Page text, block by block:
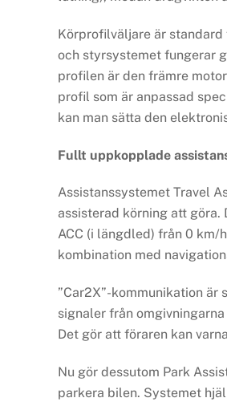
Körprofilväljare är standard
och styrsystemet fungerar
profilen är den främre
profil som är anpassad
kan man sätta den
Fullt uppkopplade
Assistanssystemet Travel
assisterad körning att
ACC (i längdled) från 0
kombination med
”Car2X”-kommunikation
signaler från
Det gör att föraren kan
Nu gör dessutom Park
parkera bilen. Systemet